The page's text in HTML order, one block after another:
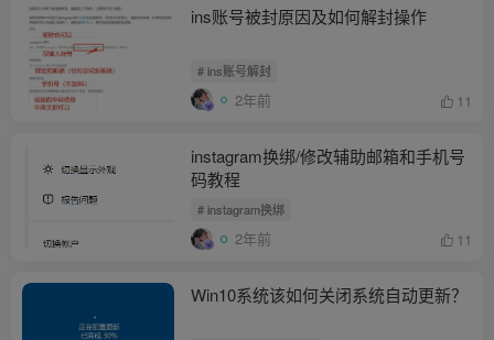
ins账号被封原因及如何解封操作
# ins账号解封
2年前 11
instagram换绑/修改辅助邮箱和手机号
码教程
# instagram换绑
2年前 11
Win10系统该如何关闭系统自动更新？